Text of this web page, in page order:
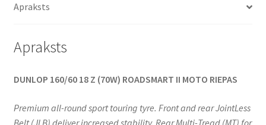
Apraksts
Apraksts
DUNLOP 160/60 18 Z (70W) ROADSMART II MOTO RIEPAS
Premium all-round sport touring tyre. Front and rear JointLess
Belt (JLB) deliver increased stability. Rear Multi-Tread (MT) for